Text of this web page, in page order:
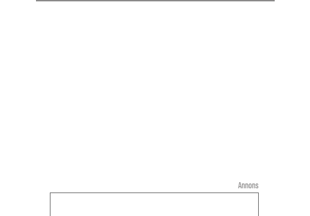
Annons